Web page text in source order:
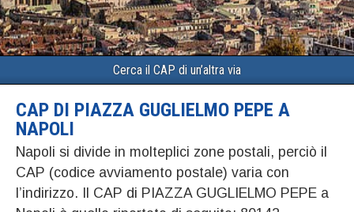
Cerca il CAP di un’altra via
CAP DI PIAZZA GUGLIELMO PEPE A
NAPOLI
Napoli si divide in molteplici zone postali, perciò il
CAP (codice avviamento postale) varia con
l’indirizzo. Il CAP di PIAZZA GUGLIELMO PEPE a